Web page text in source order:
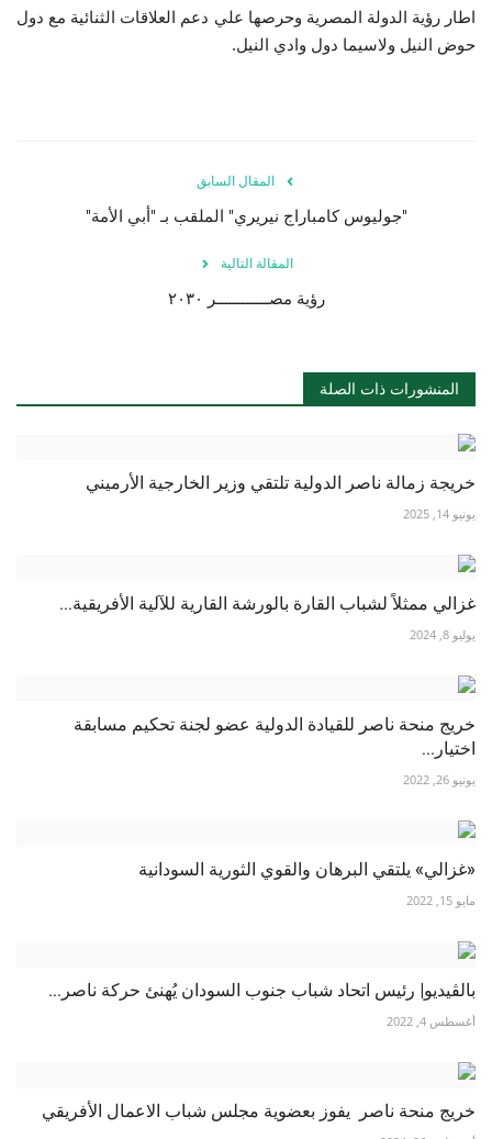
اطار رؤية الدولة المصرية وحرصها علي دعم العلاقات الثنائية مع دول
حوض النيل ولاسيما دول وادي النيل.
المقال السابق
"جوليوس كامباراج نيريري" الملقب بـ "أبي الأمة"
المقالة التالية
رؤية مصــــــــــــر ٢٠٣٠
المنشورات ذات الصلة
خريجة زمالة ناصر الدولية تلتقي وزير الخارجية الأرميني
يونيو 14, 2025
غزالي ممثلاً لشباب القارة بالورشة القارية للآلية الأفريقية...
يوليو 8, 2024
خريج منحة ناصر للقيادة الدولية عضو لجنة تحكيم مسابقة
اختيار...
يونيو 26, 2022
«غزالي» يلتقي البرهان والقوي الثورية السودانية
مايو 15, 2022
بالڤيديو| رئيس اتحاد شباب جنوب السودان يُهنئ حركة ناصر...
أغسطس 4, 2022
خريج منحة ناصر يفوز بعضوية مجلس شباب الاعمال الأفريقي